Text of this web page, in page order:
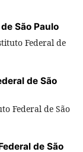
São Paulo
Federal de
de São
Federal de São
de São